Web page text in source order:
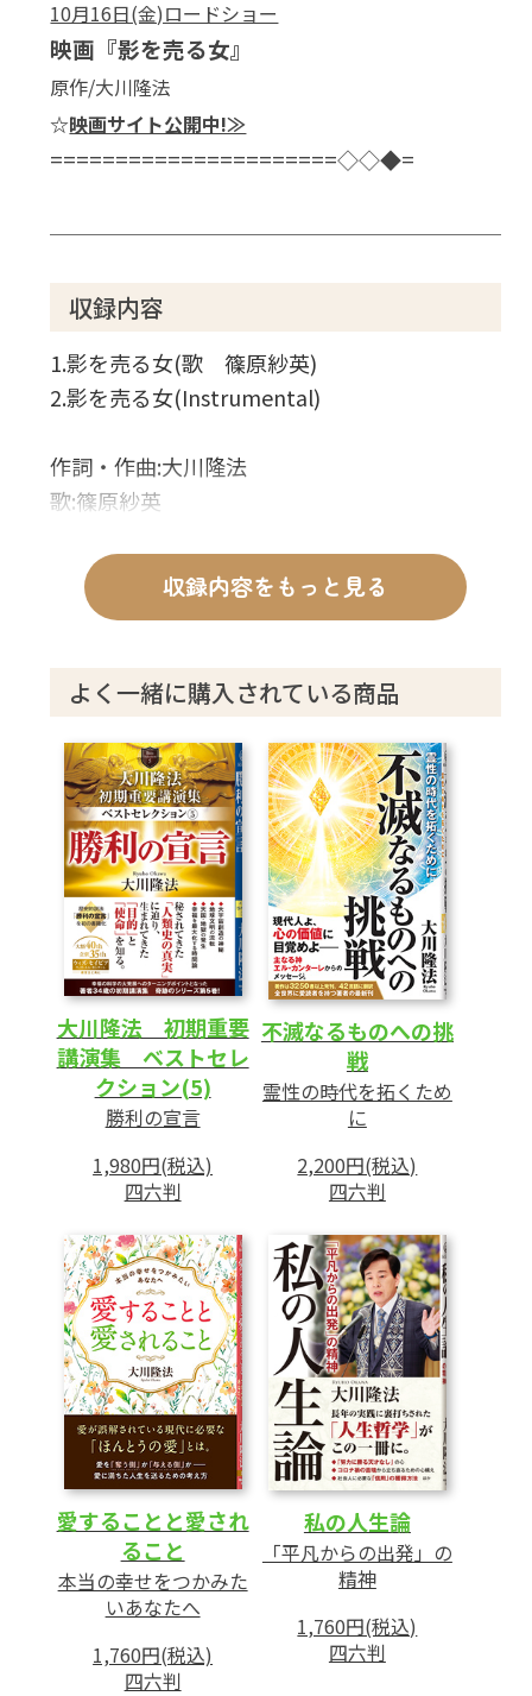
10月16日(金)ロードショー
映画『影を売る女』
原作/大川隆法
☆映画サイト公開中!≫
======================◇◇◆=
収録内容
1.影を売る女(歌 篠原紗英)
2.影を売る女(Instrumental)
作詞・作曲:大川隆法
歌:篠原紗英
収録内容をもっと見る
よく一緒に購入されている商品
大川隆法 初期重要
講演集 ベストセレ
クション(5)
勝利の宣言
1,980円(税込)
四六判
不滅なるものへの挑
戦
霊性の時代を拓くため
に
2,200円(税込)
四六判
愛することと愛され
ること
本当の幸せをつかみた
いあなたへ
1,760円(税込)
四六判
私の人生論
「平凡からの出発」の
精神
1,760円(税込)
四六判